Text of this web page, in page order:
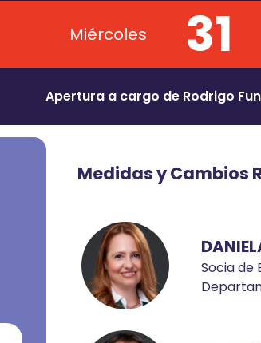
Miércoles 31
Apertura a cargo de Rodrigo
Medidas y Cambios
Socia de